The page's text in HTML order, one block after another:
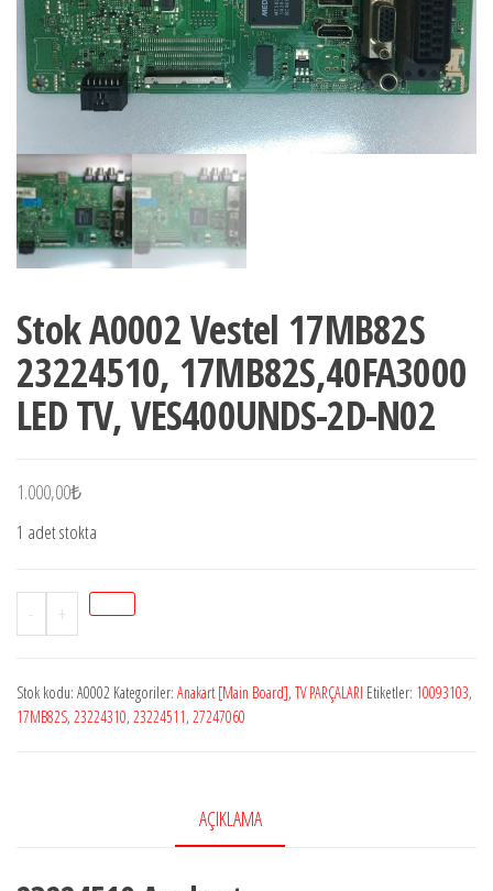
Stok A0002 Vestel 17MB82S
23224510, 17MB82S,40FA3000
LED TV, VES400UNDS-2D-N02
1.000,00₺
1 adet stokta
-
Stok
A0002
17MB82S
23224510,
2D-
+
Stok kodu: A0002 Kategoriler: Anakart [Main Board], TV PARÇALARI Etiketler: 10093103,
17MB82S, 23224310, 23224511, 27247060
AÇIKLAMA